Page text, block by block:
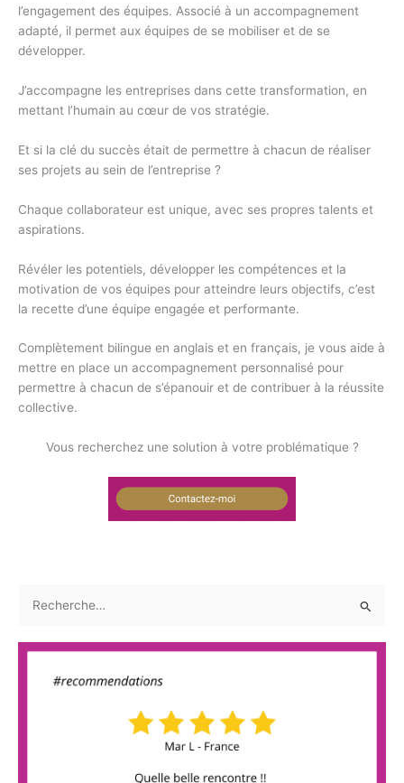
l’engagement des équipes. Associé à un accompagnement
adapté, il permet aux équipes de se mobiliser et de se
développer.
J’accompagne les entreprises dans cette transformation, en
mettant l’humain au cœur de vos stratégie.
Et si la clé du succès était de permettre à chacun de réaliser
ses projets au sein de l’entreprise ?
Chaque collaborateur est unique, avec ses propres talents et
aspirations.
Révéler les potentiels, développer les compétences et la
motivation de vos équipes pour atteindre leurs objectifs, c’est
la recette d’une équipe engagée et performante.
Complètement bilingue en anglais et en français, je vous aide à
mettre en place un accompagnement personnalisé pour
permettre à chacun de s’épanouir et de contribuer à la réussite
collective.
Vous recherchez une solution à votre problématique ?
c